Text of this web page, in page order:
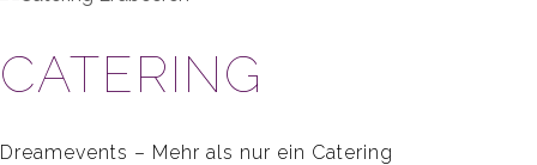
CATERING
Dreamevents – Mehr als nur ein Catering